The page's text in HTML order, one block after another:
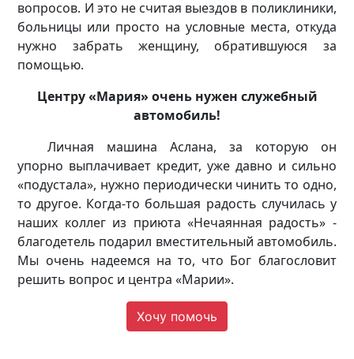
вопросов. И это не считая выездов в поликлиники,
больницы или просто на условные места, откуда
нужно забрать женщину, обратившуюся за
помощью.
Центру «Мария» очень нужен служебный
автомобиль!
Личная машина Аслана, за которую он
упорно выплачивает кредит, уже давно и сильно
«подустала», нужно периодически чинить то одно,
то другое. Когда-то большая радость случилась у
наших коллег из приюта «Нечаянная радость» -
благодетель подарил вместительный автомобиль.
Мы очень надеемся на то, что Бог благословит
решить вопрос и центра «Марии».
Хочу помочь